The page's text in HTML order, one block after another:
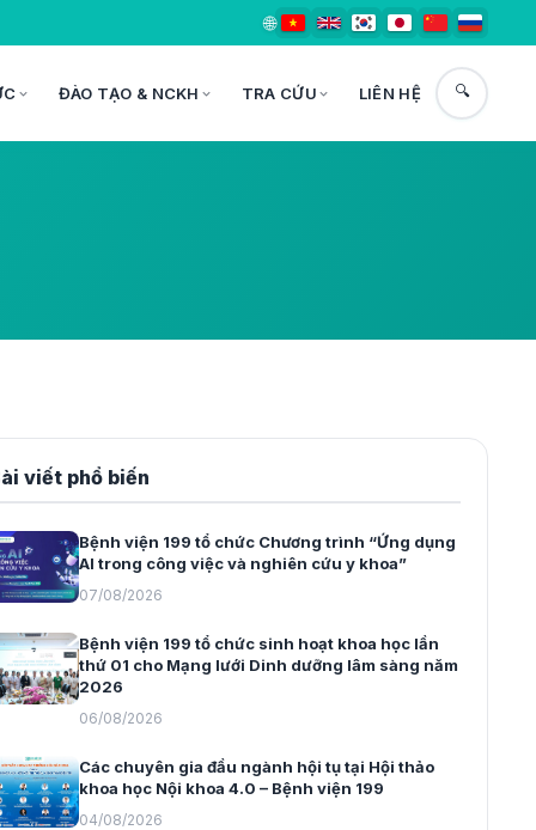
🌐
ĐÀO TẠO & NCKH TRA CỨU LIÊN HỆ 🔍
viết phổ biến
Bệnh viện 199 tổ chức Chương trình “Ứng dụng
AI trong công việc và nghiên cứu y khoa”
07/08/2026
Bệnh viện 199 tổ chức sinh hoạt khoa học lần
thứ 01 cho Mạng lưới Dinh dưỡng lâm sàng năm
2026
06/08/2026
Các chuyên gia đầu ngành hội tụ tại Hội thảo
khoa học Nội khoa 4.0 – Bệnh viện 199
04/08/2026